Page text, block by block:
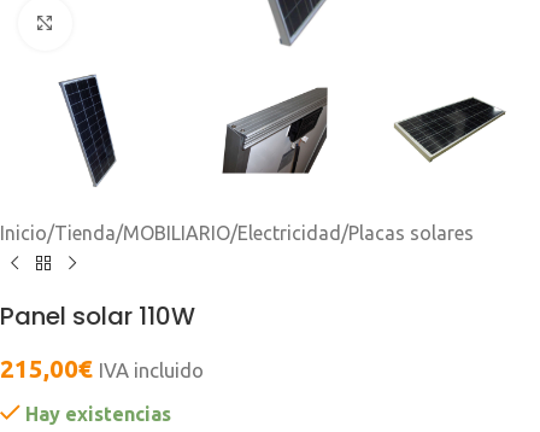
Inicio/Tienda/MOBILIARIO/Electricidad /Placas solares
Panel solar 110W
215,00€ IVA incluido
Hay existencias